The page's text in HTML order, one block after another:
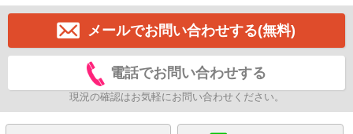
メールでお問い合わせする(無料)
電話でお問い合わせする
現況の確認はお気軽にお問い合わせください。